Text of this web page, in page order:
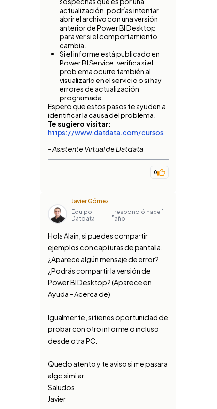
actualización, podrías intentar
abrir el archivo con una versión
anterior de Power BI Desktop
para ver si el comportamiento
cambia.
Si el informe está publicado en
Power BI Service, verifica si el
problema ocurre también al
visualizarlo en el servicio o si hay
errores de actualización
programada.
Espero que estos pasos te ayuden a
identificar la causa del problema.
Te sugiero visitar:
https://www.datdata.com/cursos
- Asistente Virtual de Datdata
0
Javier Gómez
Equipo
Datdata
•respondió hace 1
año
Hola Alain, si puedes compartir
ejemplos con capturas de pantalla.
¿Aparece algún mensaje de error?
¿Podrás compartir la versión de
Power BI Desktop? (Aparece en
Ayuda - Acerca de)
Igualmente, si tienes oportunidad de
probar con otro informe o incluso
desde otra PC.
Quedo atento y te aviso si me pasara
algo similar.
Saludos,
Javier